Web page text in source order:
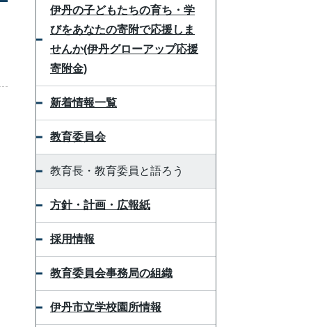
伊丹の子どもたちの育ち・学
びをあなたの寄附で応援しま
せんか(伊丹グローアップ応援
寄附金)
新着情報一覧
教育委員会
教育長・教育委員と語ろう
方針・計画・広報紙
採用情報
教育委員会事務局の組織
伊丹市立学校園所情報